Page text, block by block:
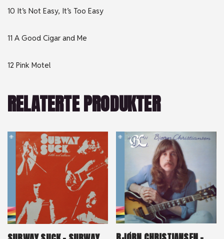
10 It’s Not Easy, It’s Too Easy
11 A Good Cigar and Me
12 Pink Motel
RELATERTE PRODUKTER